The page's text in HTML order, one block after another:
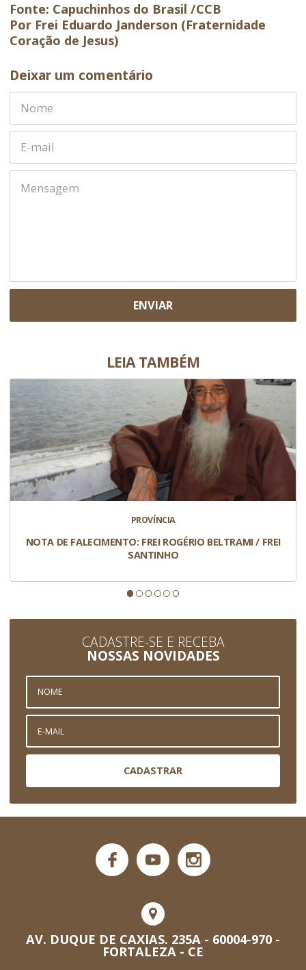
Fonte: Capuchinhos do Brasil /CCB
Por Frei Eduardo Janderson (Fraternidade
Coração de Jesus)
Deixar um comentário
ENVIAR
LEIA TAMBÉM
PROVÍNCIA
NOTA DE FALECIMENTO: FREI ROGÉRIO BELTRAMI / FREI
SANTINHO
CADASTRE-SE E RECEBA
NOSSAS NOVIDADES
CADASTRAR
AV. DUQUE DE CAXIAS. 235A - 60004-970 -
FORTALEZA - CE